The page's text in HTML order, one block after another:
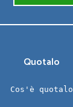
Quotalo
Cos'è quotalo